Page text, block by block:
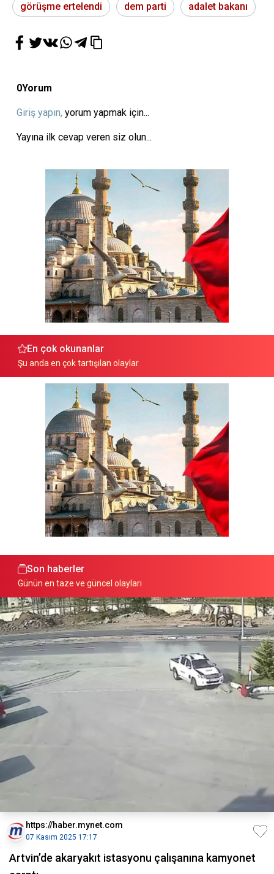
görüşme ertelendi dem parti adalet bakanı
0Yorum
Giriş yapın, yorum yapmak için...
Yayına ilk cevap veren siz olun...
En çok okunanlar
Şu anda en çok tartışılan olaylar
Son haberler
Günün en taze ve güncel olayları
https://haber.mynet.com
07 Kasım 2025 17:17
Artvin’de akaryakıt istasyonu çalışanına kamyonet